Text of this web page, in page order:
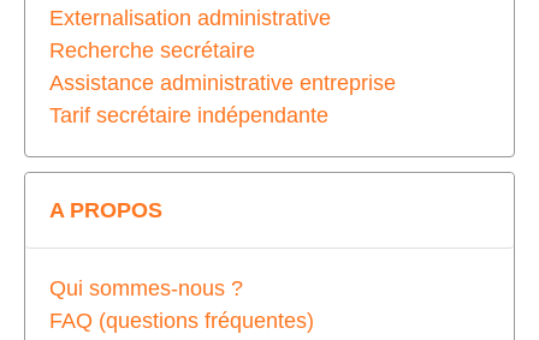
Externalisation administrative
Recherche secrétaire
Assistance administrative entreprise
Tarif secrétaire indépendante
A PROPOS
Qui sommes-nous ?
FAQ (questions fréquentes)